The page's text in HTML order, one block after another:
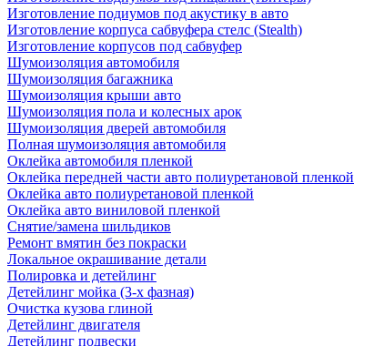
Изготовление подиумов под акустику в авто
Изготовление корпуса сабвуфера стелс (Stealth)
Изготовление корпусов под сабвуфер
Шумоизоляция автомобиля
Шумоизоляция багажника
Шумоизоляция крыши авто
Шумоизоляция пола и колесных арок
Шумоизоляция дверей автомобиля
Полная шумоизоляция автомобиля
Оклейка автомобиля пленкой
Оклейка передней части авто полиуретановой пленкой
Оклейка авто полиуретановой пленкой
Оклейка авто виниловой пленкой
Снятие/замена шильдиков
Ремонт вмятин без покраски
Локальное окрашивание детали
Полировка и детейлинг
Детейлинг мойка (3-х фазная)
Очистка кузова глиной
Детейлинг двигателя
Детейлинг подвески